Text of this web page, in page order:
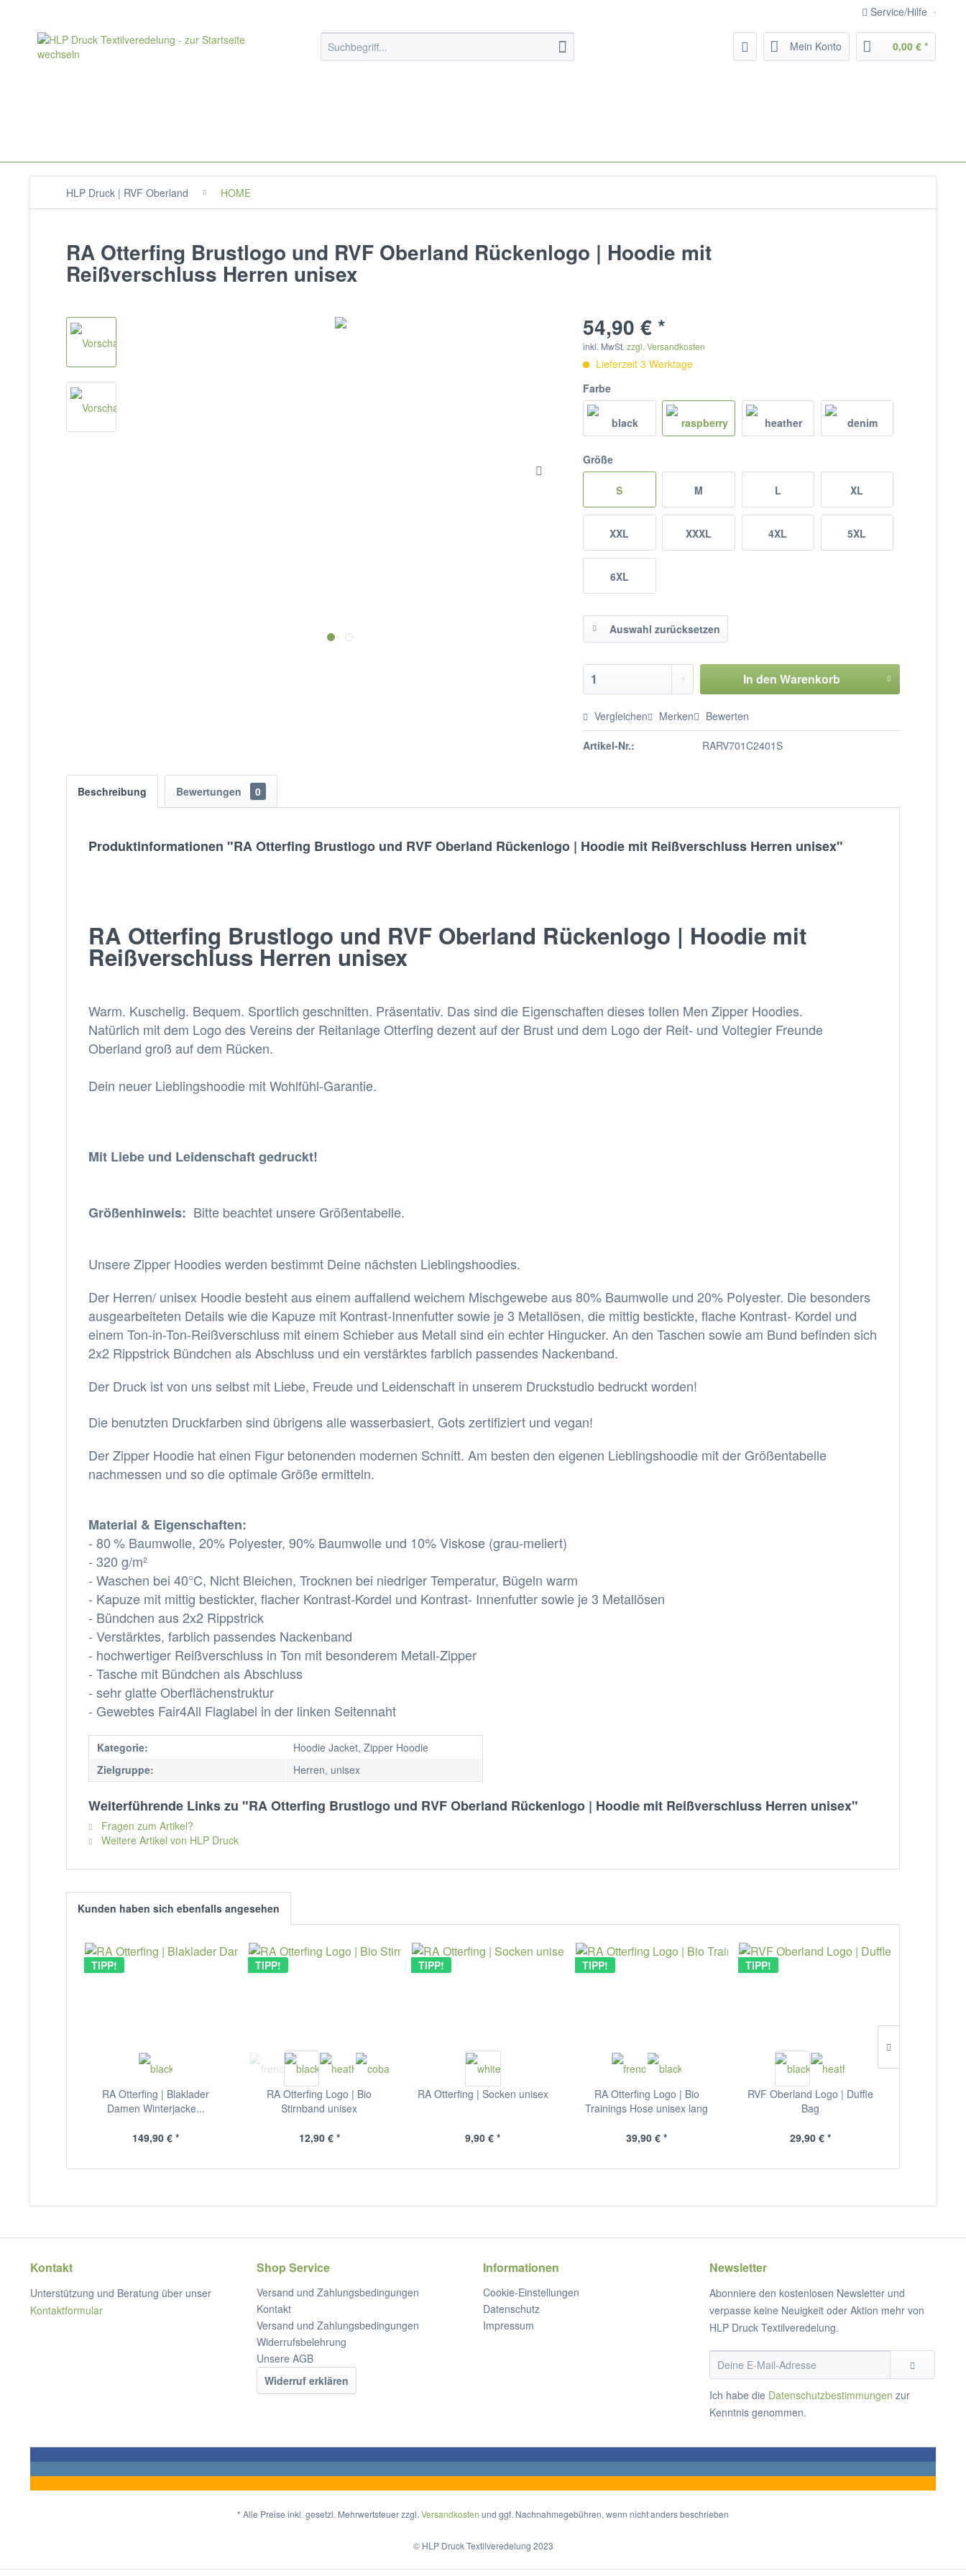
Service/Hilfe
Mein Konto 0,00 € *
HLP Druck | RVF Oberland HOME
RA Otterfing Brustlogo und RVF Oberland Rückenlogo | Hoodie mit
Reißverschluss Herren unisex
54,90 € *
inkl. MwSt.zzgl. Versandkosten
Lieferzeit 3 Werktage
Farbe
Größe
S M L XL
XXL XXXL 4XL 5XL
6XL
Auswahl zurücksetzen
In den Warenkorb
Vergleichen Merken Bewerten
Artikel-Nr.: RARV701C2401S
Beschreibung Bewertungen 0
Produktinformationen "RA Otterfing Brustlogo und RVF Oberland Rückenlogo | Hoodie mit Reißverschluss Herren unisex"
RA Otterfing Brustlogo und RVF Oberland Rückenlogo | Hoodie mit
Reißverschluss Herren unisex
Warm. Kuschelig. Bequem. Sportlich geschnitten. Präsentativ. Das sind die Eigenschaften dieses tollen Men Zipper Hoodies.
Natürlich mit dem Logo des Vereins der Reitanlage Otterfing dezent auf der Brust und dem Logo der Reit- und Voltegier Freunde
Oberland groß auf dem Rücken.
Dein neuer Lieblingshoodie mit Wohlfühl-Garantie.
Mit Liebe und Leidenschaft gedruckt!
Größenhinweis: Bitte beachtet unsere Größentabelle.
Unsere Zipper Hoodies werden bestimmt Deine nächsten Lieblingshoodies.
Der Herren/ unisex Hoodie besteht aus einem auffallend weichem Mischgewebe aus 80% Baumwolle und 20% Polyester. Die besonders
ausgearbeiteten Details wie die Kapuze mit Kontrast-Innenfutter sowie je 3 Metallösen, die mittig bestickte, flache Kontrast- Kordel und
einem Ton-in-Ton-Reißverschluss mit einem Schieber aus Metall sind ein echter Hingucker. An den Taschen sowie am Bund befinden sich
2x2 Rippstrick Bündchen als Abschluss und ein verstärktes farblich passendes Nackenband.
Der Druck ist von uns selbst mit Liebe, Freude und Leidenschaft in unserem Druckstudio bedruckt worden!
Die benutzten Druckfarben sind übrigens alle wasserbasiert, Gots zertifiziert und vegan!
Der Zipper Hoodie hat einen Figur betonenden modernen Schnitt. Am besten den eigenen Lieblingshoodie mit der Größentabelle
nachmessen und so die optimale Größe ermitteln.
Material & Eigenschaften:
- 80% Baumwolle, 20% Polyester, 90% Baumwolle und 10% Viskose (grau-meliert)
- 320 g/m²
- Waschen bei 40°C, Nicht Bleichen, Trocknen bei niedriger Temperatur, Bügeln warm
- Kapuze mit mittig bestickter, flacher Kontrast-Kordel und Kontrast- Innenfutter sowie je 3 Metallösen
- Bündchen aus 2x2 Rippstrick
- Verstärktes, farblich passendes Nackenband
- hochwertiger Reißverschluss in Ton mit besonderem Metall-Zipper
- Tasche mit Bündchen als Abschluss
- sehr glatte Oberflächenstruktur
- Gewebtes Fair4All Flaglabel in der linken Seitennaht
Kategorie:
Hoodie Jacket, Zipper Hoodie
Zielgruppe:
Herren, unisex
Weiterführende Links zu "RA Otterfing Brustlogo und RVF Oberland Rückenlogo | Hoodie mit Reißverschluss Herren unisex"
Fragen zum Artikel?
Weitere Artikel von HLP Druck
Kunden haben sich ebenfalls angesehen
TIPP!
RA Otterfing | Blaklader
Damen Winterjacke...
149,90 € *
TIPP!
RA Otterfing Logo | Bio
Stirnband unisex
12,90 € *
TIPP!
RA Otterfing | Socken unisex
9,90 € *
TIPP!
RA Otterfing Logo | Bio
Trainings Hose unisex lang
39,90 € *
TIPP!
RVF Oberland Logo | Duffle
Bag
29,90 € *
Kontakt
Unterstützung und Beratung über unser
Kontaktformular
Shop Service
Versand und Zahlungsbedingungen
Kontakt
Versand und Zahlungsbedingungen
Widerrufsbelehrung
Unsere AGB
Widerruf erklären
Informationen
Cookie-Einstellungen
Datenschutz
Impressum
Newsletter
Abonniere den kostenlosen Newsletter und
verpasse keine Neuigkeit oder Aktion mehr von
HLP Druck Textilveredelung.
Ich habe die Datenschutzbestimmungen zur
Kenntnis genommen.
* Alle Preise inkl. gesetzl. Mehrwertsteuer zzgl. Versandkosten und ggf. Nachnahmegebühren, wenn nicht anders beschrieben
© HLP Druck Textilveredelung 2023